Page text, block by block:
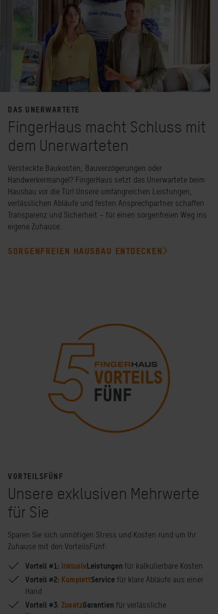
DAS UNERWARTETE
FingerHaus macht Schluss mit
dem Unerwarteten
Versteckte Baukosten, Bauverzögerungen oder
Handwerkermangel? FingerHaus setzt das Unerwartete beim
Hausbau vor die Tür! Unsere umfangreichen Leistungen,
verlässlichen Abläufe und festen Ansprechpartner schaffen
Transparenz und Sicherheit – für einen sorgenfreien Weg ins
eigene Zuhause.
SORGENFREIEN HAUSBAU ENTDECKEN
VORTEILSFÜNF
Unsere exklusiven Mehrwerte
für Sie
Sparen Sie sich unnötigen Stress und Kosten rund um Ihr
Zuhause mit den VorteilsFünf:
Vorteil #1: InklusivLeistungen für kalkulierbare Kosten
Vorteil #2: KomplettService für klare Abläufe aus einer
Hand
Vorteil #3: ZusatzGarantien für verlässliche